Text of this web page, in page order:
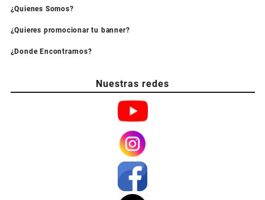
¿Quienes Somos?
¿Quieres promocionar tu banner?
¿Donde Encontrarnos?
Nuestras redes